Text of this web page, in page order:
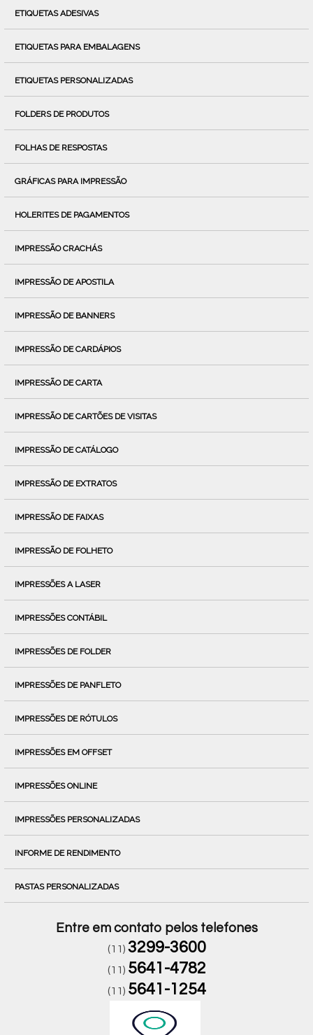
ETIQUETAS ADESIVAS
ETIQUETAS PARA EMBALAGENS
ETIQUETAS PERSONALIZADAS
FOLDERS DE PRODUTOS
FOLHAS DE RESPOSTAS
GRÁFICAS PARA IMPRESSÃO
HOLERITES DE PAGAMENTOS
IMPRESSÃO CRACHÁS
IMPRESSÃO DE APOSTILA
IMPRESSÃO DE BANNERS
IMPRESSÃO DE CARDÁPIOS
IMPRESSÃO DE CARTA
IMPRESSÃO DE CARTÕES DE VISITAS
IMPRESSÃO DE CATÁLOGO
IMPRESSÃO DE EXTRATOS
IMPRESSÃO DE FAIXAS
IMPRESSÃO DE FOLHETO
IMPRESSÕES A LASER
IMPRESSÕES CONTÁBIL
IMPRESSÕES DE FOLDER
IMPRESSÕES DE PANFLETO
IMPRESSÕES DE RÓTULOS
IMPRESSÕES EM OFFSET
IMPRESSÕES ONLINE
IMPRESSÕES PERSONALIZADAS
INFORME DE RENDIMENTO
PASTAS PERSONALIZADAS
Entre em contato pelos telefones
(11) 3299-3600
(11) 5641-4782
(11) 5641-1254